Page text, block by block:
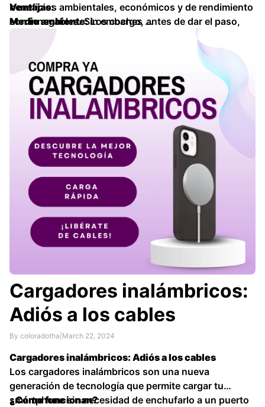
beneficios ambientales, económicos y de rendimiento
son innegables. Sin embargo, antes de dar el paso,
hay algunos aspectos importantes a considerar.
Ventajas:
Medio ambiente:Los coches …
Cargadores inalámbricos:
Adiós a los cables
By coloradotha March 22, 2024
Cargadores inalámbricos: Adiós a los cables
Los cargadores inalámbricos son una nueva
generación de tecnología que permite cargar tu
smartphone sin necesidad de enchufarlo a un puerto
¿Cómo funcionan?